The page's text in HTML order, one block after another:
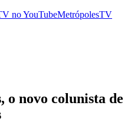
noYouTubeMetrópolesTV
o novo colunista de